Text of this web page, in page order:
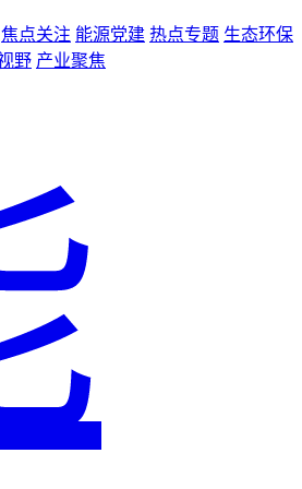
焦点关注 能源党建 热点专题 生态环保
野 产业聚焦